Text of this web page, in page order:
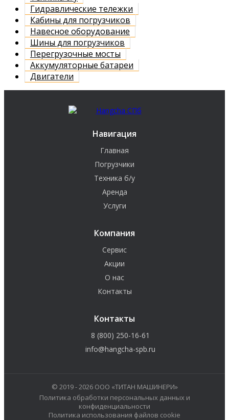
Гидравлические тележки
Кабины для погрузчиков
Навесное оборудование
Шины для погрузчиков
Перегрузочные мосты
Аккумуляторные батареи
Двигатели
Навигация
Главная
Погрузчики
Техника б/у
Аренда
Услуги
Компания
Сервис
Акции
О нас
Контакты
Контакты
8 (800) 250-16-61
info@hangcha-spb.ru
© 2019 - 2026 ООО «ТИТАН МАШИНЕРИ»
Политика обработки персональных данных и
конфиденциальности
Политика использования файлов cookie